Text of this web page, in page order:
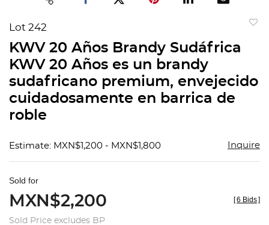
Lot 242
KWV 20 Años Brandy Sudáfrica
KWV 20 Años es un brandy
sudafricano premium, envejecido
cuidadosamente en barrica de
roble
Estimate: MXN$1,200 - MXN$1,800 Inquire
Sold for
MXN$2,200
Sold Price excludes BP
[6 Bids]